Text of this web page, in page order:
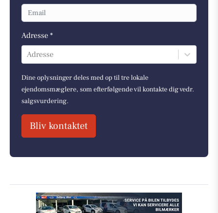
Adresse *
Adresse
Dine oplysninger deles med op til tre lokale
ejendomsmæglere, som efterfølgende vil kontakte dig vedr.
salgsvurdering.
Bliv kontaktet